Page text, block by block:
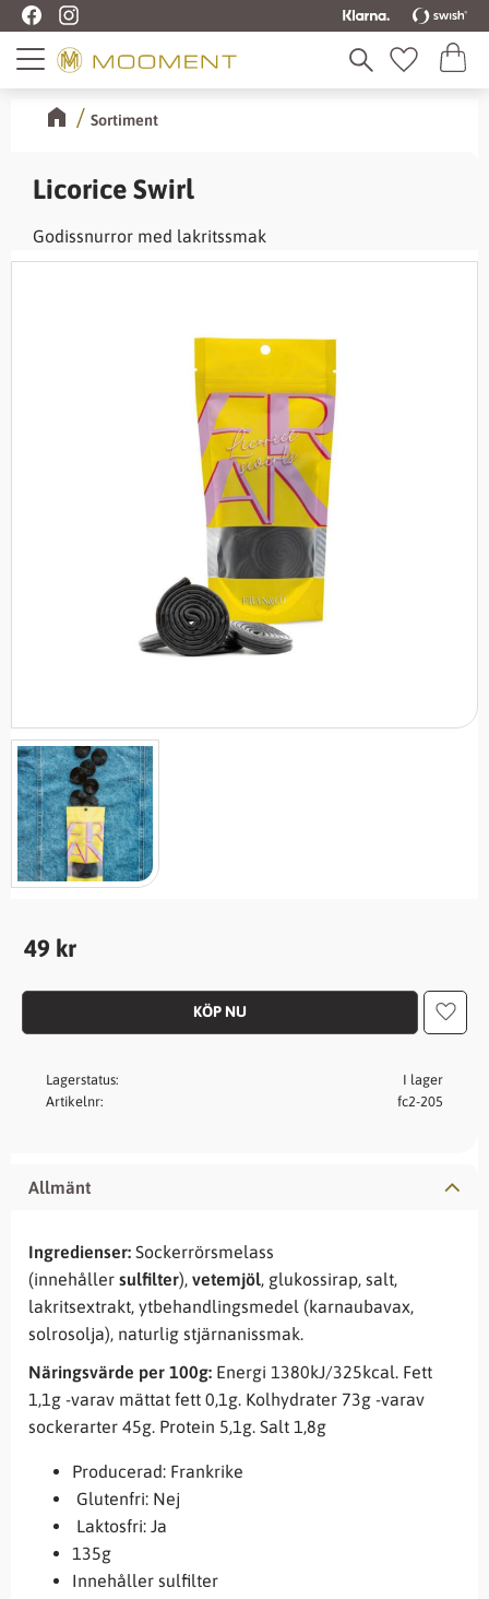
Meny Favoriter
Sortiment
Licorice Swirl
Godissnurror med lakritssmak
49 kr
Lägg
Lagerstatus
I lager
Artikelnr
fc2-205
Allmänt
Ingredienser: Sockerrörsmelass
(innehåller sulfilter), vetemjöl, glukossirap, salt,
lakritsextrakt, ytbehandlingsmedel (karnaubavax,
solrosolja), naturlig stjärnanissmak.
Näringsvärde per 100g: Energi 1380kJ/325kcal. Fett
1,1g -varav mättat fett 0,1g. Kolhydrater 73g -varav
sockerarter 45g. Protein 5,1g. Salt 1,8g
Producerad: Frankrike
Glutenfri: Nej
Laktosfri: Ja
135g
Innehåller sulfilter